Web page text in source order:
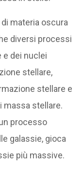
materia oscura
diversi processi
e dei nuclei
stellare,
stellare e
massa stellare.
processo
galassie, gioca
più massive.